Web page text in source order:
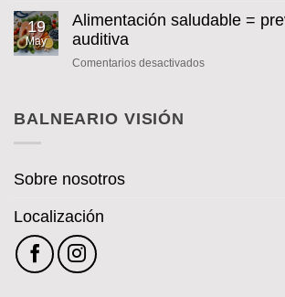
en
realmente
19
May
Alimentación saludable =
auditiva
Comentarios desactivadosen
BALNEARIO VISIÓN
Sobre nosotros
Localización